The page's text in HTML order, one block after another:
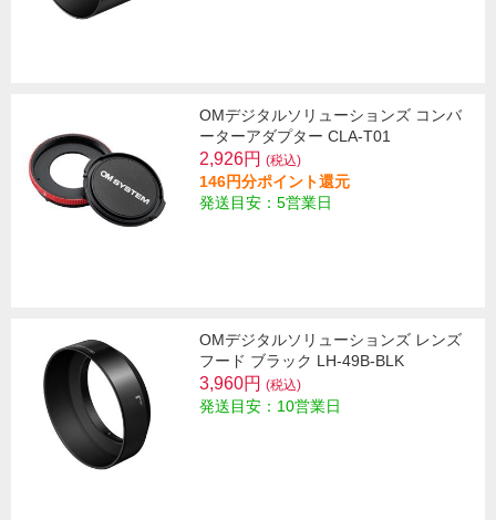
OMデジタルソリューションズ コンバ
ーターアダプター CLA-T01
2,926円 (税込)
146円分ポイント還元
発送目安：5営業日
OMデジタルソリューションズ レンズ
フード ブラック LH-49B-BLK
3,960円 (税込)
発送目安：10営業日